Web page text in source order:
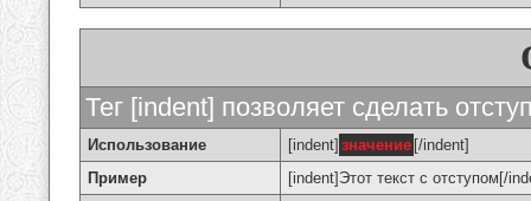
Тег [indent] позволяет сделать
Использование [indent] значение [/indent]
Пример
[indent]Этот текст с отступом[/